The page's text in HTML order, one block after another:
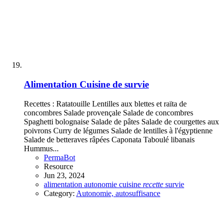
Alimentation Cuisine de survie
Recettes : Ratatouille Lentilles aux blettes et raïta de
concombres Salade provençale Salade de concombres
Spaghetti bolognaise Salade de pâtes Salade de courgettes aux
poivrons Curry de légumes Salade de lentilles à l'égyptienne
Salade de betteraves râpées Caponata Taboulé libanais
Hummus...
PermaBot
Resource
Jun 23, 2024
alimentation autonomie cuisine recette survie
Category: Autonomie, autosuffisance